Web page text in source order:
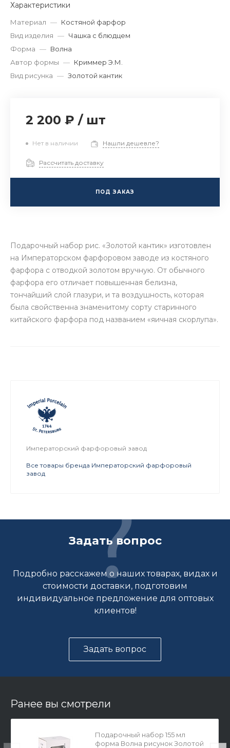
Характеристики
Материал — Костяной фарфор
Вид изделия — Чашка с блюдцем
Форма — Волна
Автор формы — Криммер Э.М.
Вид рисунка — Золотой кантик
2 200 ₽ / шт
Нет в наличии Нашли дешевле?
Рассчитать доставку
ПОД ЗАКАЗ
Подарочный набор рис. «Золотой кантик» изготовлен
на Императорском фарфоровом заводе из костяного
фарфора с отводкой золотом вручную. От обычного
фарфора его отличает повышенная белизна,
тончайший слой глазури, и та воздушность, которая
была свойственна знаменитому сорту старинного
китайского фарфора под названием «яичная скорлупа».
Императорский фарфоровый завод
Все товары бренда Императорский фарфоровый
завод
Задать вопрос
Подробно расскажем о наших товарах, видах и
стоимости доставки, подготовим
индивидуальное предложение для оптовых
клиентов!
Задать вопрос
Ранее вы смотрели
Подарочный набор 155 мл
форма Волна рисунок Золотой